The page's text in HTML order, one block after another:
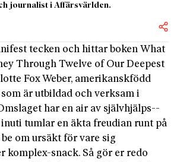
journalist i Affärsvärlden.
tecken och hittar boken What
Through Twelve of Our Deepest
Fox Weber, amerikanskfödd
är utbildad och verksam i
har en air av självhjälps-­
inuti tumlar en äkta freudian runt på
om ursäkt för vare sig
komplex-snack. Så gör er redo